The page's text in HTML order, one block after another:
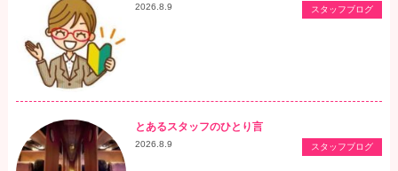
2026.8.9 スタッフブログ
とあるスタッフのひとり言
2026.8.9 スタッフブログ